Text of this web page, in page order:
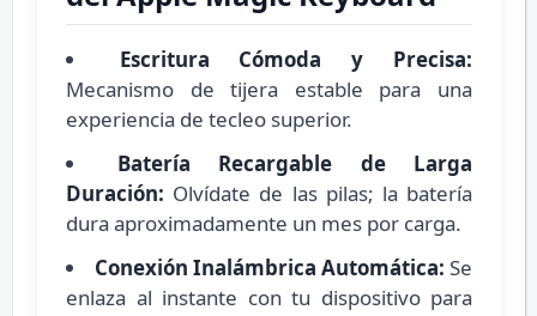
Escritura Cómoda y Precisa:
Mecanismo de tijera estable para una
experiencia de tecleo superior.
Batería Recargable de Larga
Duración: Olvídate de las pilas; la batería
dura aproximadamente un mes por carga.
Conexión Inalámbrica Automática:Se
enlaza al instante con tu dispositivo para